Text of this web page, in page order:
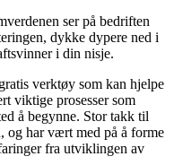
ser på bedriften
dykke dypere ned i
i din nisje.
verktøy som kan hjelpe
viktige prosesser som
å begynne. Stor takk til
og har vært med på å forme
fra utviklingen av